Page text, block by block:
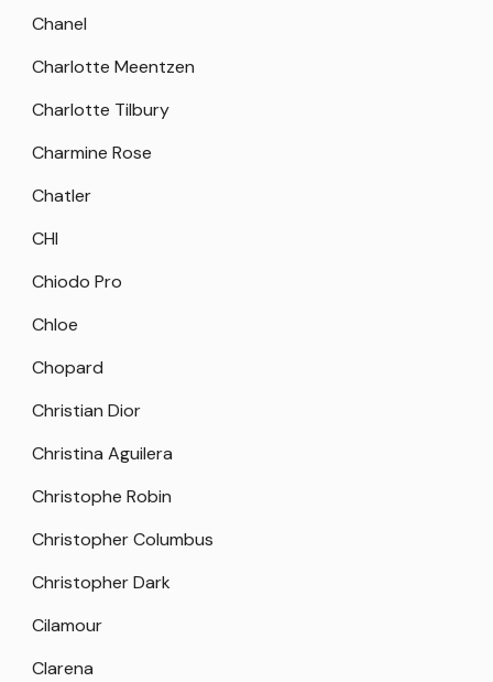
Chanel
Charlotte Meentzen
Charlotte Tilbury
Charmine Rose
Chatler
CHI
Chiodo Pro
Chloe
Chopard
Christian Dior
Christina Aguilera
Christophe Robin
Christopher Columbus
Christopher Dark
Cilamour
Clarena